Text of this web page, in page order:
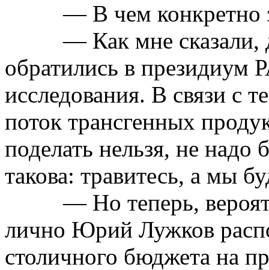
— В чем конкретно
— Как мне сказали,
обратились в президиум
исследования. В связи с
поток трансгенных
поделать нельзя, не
такова: травитесь, а мы
— Но теперь,
лично Юрий Лужков
столичного бюджета на